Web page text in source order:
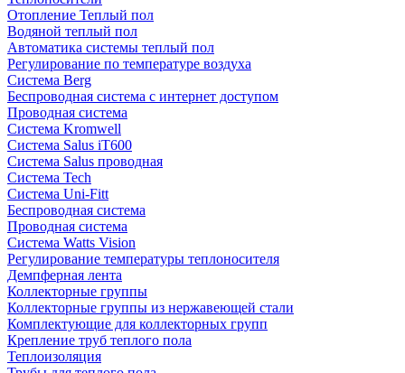
Отопление Теплый пол
Водяной теплый пол
Автоматика системы теплый пол
Регулирование по температуре воздуха
Система Berg
Беспроводная система с интернет доступом
Проводная система
Система Kromwell
Система Salus iT600
Система Salus проводная
Система Tech
Система Uni-Fitt
Беспроводная система
Проводная система
Система Watts Vision
Регулирование температуры теплоносителя
Демпферная лента
Коллекторные группы
Коллекторные группы из нержавеющей стали
Комплектующие для коллекторных групп
Крепление труб теплого пола
Теплоизоляция